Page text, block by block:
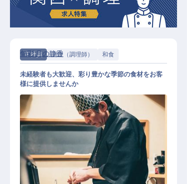
正社員 調理（調理師） 和食
調理スタッフ
旬彩 月の静香
未経験者も大歓迎、彩り豊かな季節の食材をお客
様に提供しませんか